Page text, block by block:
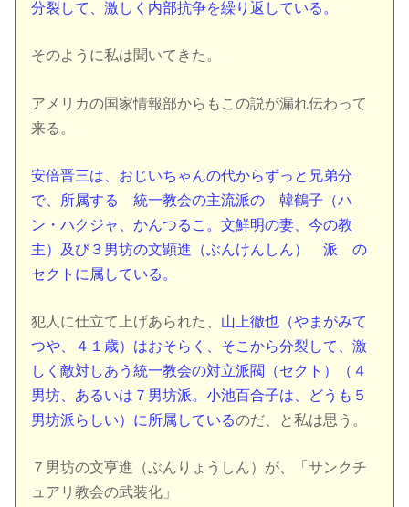
分裂して、激しく内部抗争を繰り返している。
そのように私は聞いてきた。
アメリカの国家情報部からもこの説が漏れ伝わって
来る。
安倍晋三は、おじいちゃんの代からずっと兄弟分
で、所属する 統一教会の主流派の 韓鶴子（ハ
ン・ハクジャ、かんつるこ。文鮮明の妻、今の教
主）及び３男坊の文顕進（ぶんけんしん） 派 の
セクトに属している。
犯人に仕立て上げあられた、 山上徹也（やまがみて
つや、４１歳）はおそらく、そこから分裂して、激
しく敵対しあう統一教会の対立派閥（セクト）（４
男坊、あるいは７男坊派。小池百合子は、どうも５
男坊派らしい）に所属しているのだ、と私は思う。
７男坊の文亨進（ぶんりょうしん）が、「サンクチ
ュアリ教会の武装化」